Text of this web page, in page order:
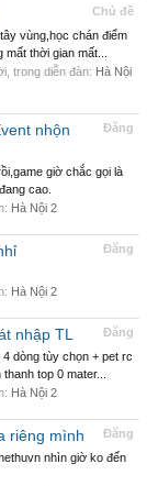
Chủ đề
vùng,học chán điểm
thời gian mất...
trong diễn đàn: Hà Nội
Đăng
nhộn
giờ chắc gọi là
cao.
Hà Nội 2
Đăng
Hà Nội 2
Đăng
nhập TL
dòng tùy chọn + pet rc
top 0 mater...
Hà Nội 2
Đăng
riêng mình
nhìn giờ ko đến